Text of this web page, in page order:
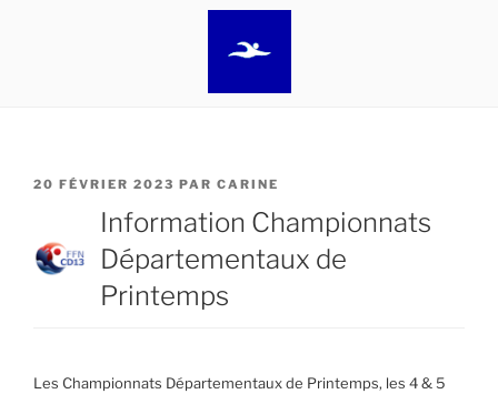
PUBLIÉ
20 FÉVRIER 2023 PAR CARINE
Information Championnats
Départementaux de
Printemps
Les Championnats Départementaux de Printemps, les 4 & 5